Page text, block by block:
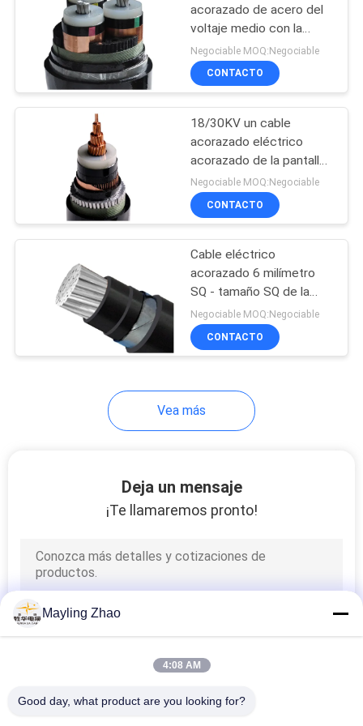
PRIVACIDAD
Conductor desnudo
cable liado antena
Cable forrado
cables de control
acorazado de acero del
voltaje medio con la
envoltura del PVC de 3
corazones
Negociable MOQ:Negociable
CONTACTO
18/30KV un cable
acorazado eléctrico
acorazado de la pantalla
de alambre de cobre del
cable de transmisión del
alambre de acero de la
Negociable MOQ:Negociable
CONTACTO
Cable eléctrico
acorazado 6 milímetro
SQ - tamaño SQ de la
base de la baja tensión
una de 1000 milímetros
Negociable MOQ:Negociable
CONTACTO
Vea más
Deja un mensaje
¡Te llamaremos pronto!
Mayling Zhao
4:08 AM
Good day, what product are you looking for?